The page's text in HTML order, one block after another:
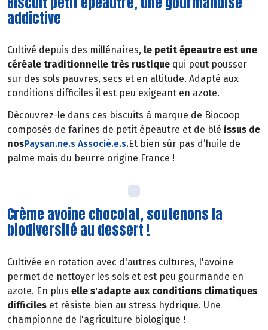
addictive
Cultivé depuis des millénaires, le petit épeautre est une
céréale traditionnelle très rustique qui peut pousser
sur des sols pauvres, secs et en altitude. Adapté aux
conditions difficiles il est peu exigeant en azote.
Découvrez-le dans ces biscuits à marque de Biocoop
composés de farines de petit épeautre et de blé issus de
nosPaysan.ne.s Associé.e.s.Et bien sûr pas d’huile de
palme mais du beurre origine France !
Crème avoine chocolat, soutenons la
biodiversité au dessert !
Cultivée en rotation avec d'autres cultures, l'avoine
permet de nettoyer les sols et est peu gourmande en
azote. En plus elle s'adapte aux conditions climatiques
difficiles et résiste bien au stress hydrique. Une
championne de l'agriculture biologique !